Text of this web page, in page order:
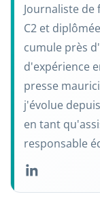
Journaliste de
C2 et
cumule près
d'expérience
presse
j'évolue
en tant
responsable